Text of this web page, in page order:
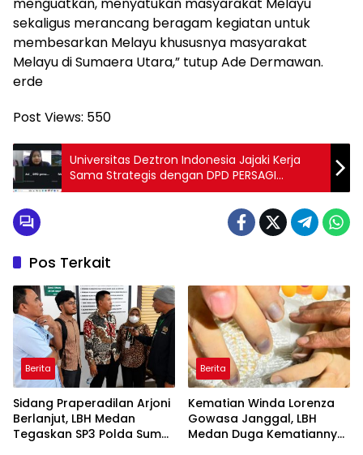
menguatkan, menyatukan masyarakat Melayu
sekaligus merancang beragam kegiatan untuk
membesarkan Melayu khususnya masyarakat
Melayu di Sumaera Utara,” tutup Ade Dermawan.
erde
Post Views: 550
Universitas Deztron Indonesia Jajaki Kerja
Sama Strategis dengan DPD PERSAGI
Sumatera Utara
Pos Terkait
Berita
Sidang Praperadilan Arjoni
Berlanjut, LBH Medan
Tegaskan SP3 Polda Sumut
Berita
Kematian Winda Lorenza
Gowasa Janggal, LBH
Medan Duga Kematiannya